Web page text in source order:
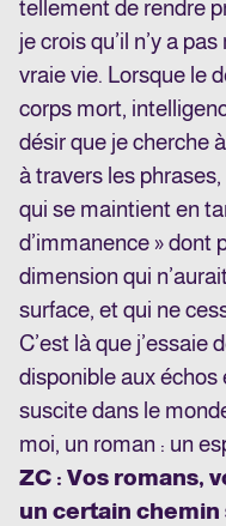
tellement de rendre
je crois qu’il n’y a
vraie vie. Lorsque le
corps mort,
désir que je cherche
à travers les phrases,
qui se maintient en
d’immanence » dont
dimension qui
surface, et qui ne
C’est là que j’essaie
disponible aux échos
suscite dans le
moi, un roman : un
ZC : Vos romans,
un certain